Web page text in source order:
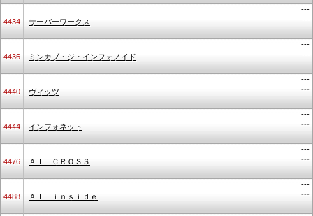
4434 サーバーワークス
---
---
4436 ミンカブ・ジ・インフォノイド
---
---
4440 ヴィッツ
---
---
4444 インフォネット
---
---
4476 ＡＩ ＣＲＯＳＳ
---
---
4488 ＡＩ ｉｎｓｉｄｅ
---
---